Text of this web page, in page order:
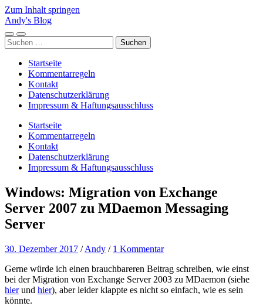
Zum Inhalt springen
Andy's Blog
Mobile-
Menü
Suchfeld
ein-/ausblenden
Suchen
nach:
Startseite
Kommentarregeln
Kontakt
Datenschutzerklärung
Impressum & Haftungsausschluss
Startseite
Kommentarregeln
Kontakt
Datenschutzerklärung
Impressum & Haftungsausschluss
Windows: Migration von Exchange
Server 2007 zu MDaemon Messaging
Server
30. Dezember 2017 /Andy / 1 Kommentar
Gerne würde ich einen brauchbareren Beitrag schreiben, wie einst
bei der Migration von Exchange Server 2003 zu MDaemon (siehe
hierund hier), aber leider klappte es nicht so einfach, wie es sein
könnte.